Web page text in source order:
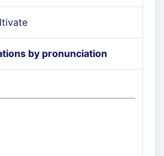
by pronunciation